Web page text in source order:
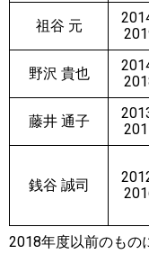
祖谷 元
野沢 貴也
藤井 通子
銭谷 誠司
2018年度以前のもの